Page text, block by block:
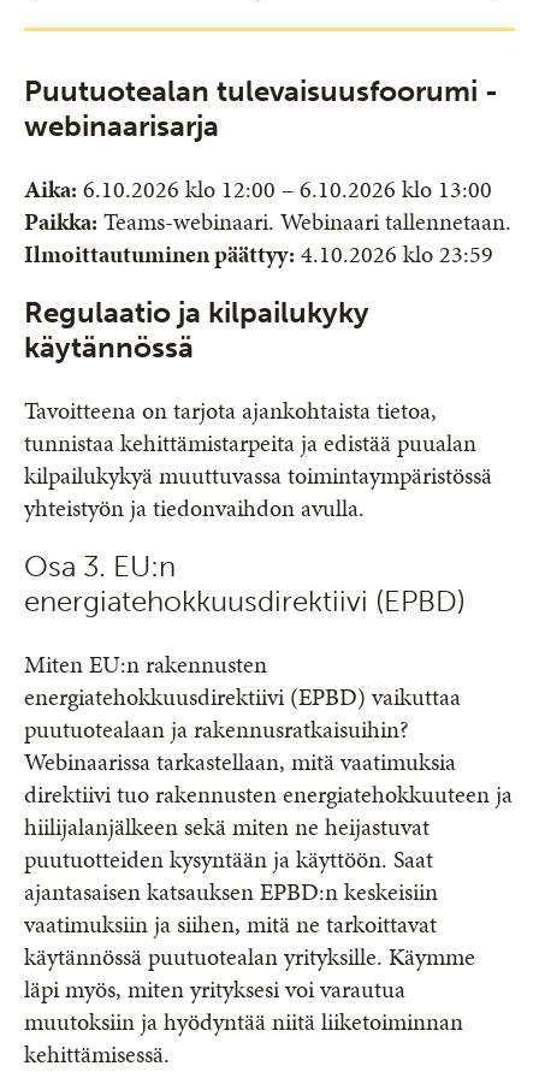
Puutuotealan tulevaisuusfoorumi -
webinaarisarja
Aika: 6.10.2026 klo 12:00 – 6.10.2026 klo 13:00
Paikka: Teams-webinaari. Webinaari tallennetaan.
Ilmoittautuminen päättyy: 4.10.2026 klo 23:59
Regulaatio ja kilpailukyky
käytännössä
Tavoitteena on tarjota ajankohtaista tietoa,
tunnistaa kehittämistarpeita ja edistää puualan
kilpailukykyä muuttuvassa toimintaympäristössä
yhteistyön ja tiedonvaihdon avulla.
Osa 3. EU:n
energiatehokkuusdirektiivi (EPBD)
Miten EU:n rakennusten
energiatehokkuusdirektiivi (EPBD) vaikuttaa
puutuotealaan ja rakennusratkaisuihin?
Webinaarissa tarkastellaan, mitä vaatimuksia
direktiivi tuo rakennusten energiatehokkuuteen ja
hiilijalanjälkeen sekä miten ne heijastuvat
puutuotteiden kysyntään ja käyttöön. Saat
ajantasaisen katsauksen EPBD:n keskeisiin
vaatimuksiin ja siihen, mitä ne tarkoittavat
käytännössä puutuotealan yrityksille. Käymme
läpi myös, miten yrityksesi voi varautua
muutoksiin ja hyödyntää niitä liiketoiminnan
kehittämisessä.